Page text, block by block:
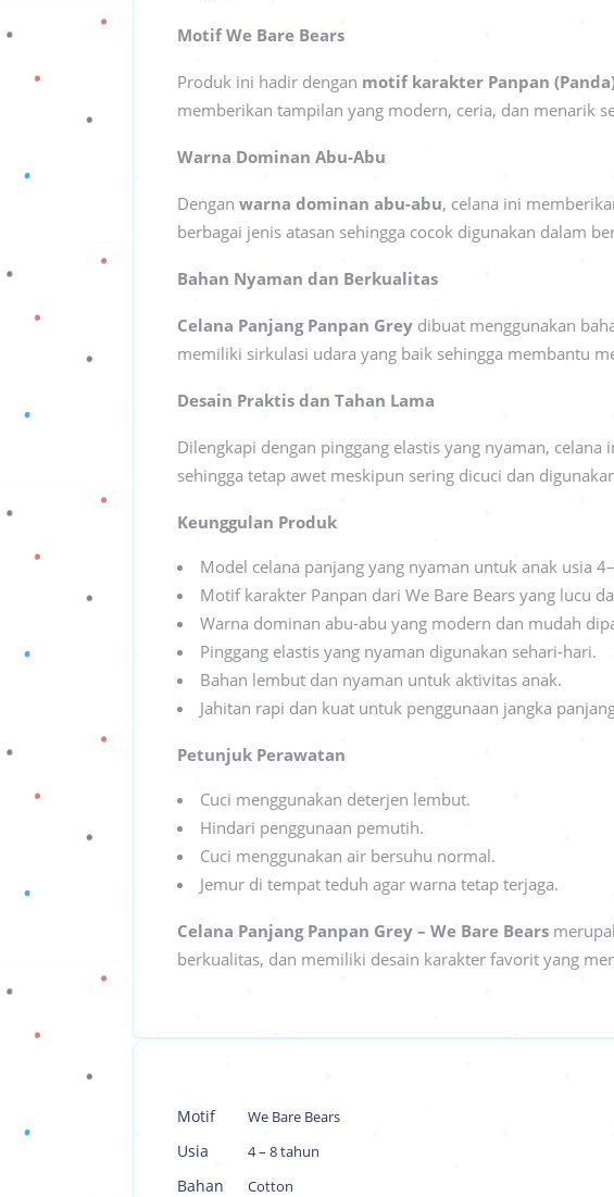
Motif We Bare Bears
Produk ini hadir dengan motif karakter Panpan
memberikan tampilan yang modern, ceria, dan menarik
Warna Dominan Abu-Abu
Dengan warna dominan abu-abu, celana ini
berbagai jenis atasan sehingga cocok digunakan dalam
Bahan Nyaman dan Berkualitas
Celana Panjang Panpan Grey dibuat menggunakan
memiliki sirkulasi udara yang baik sehingga membantu
Desain Praktis dan Tahan Lama
Dilengkapi dengan pinggang elastis yang nyaman,
sehingga tetap awet meskipun sering dicuci dan
Keunggulan Produk
Model celana panjang yang nyaman untuk anak usia
Motif karakter Panpan dari We Bare Bears yang lucu
Warna dominan abu-abu yang modern dan mudah
Pinggang elastis yang nyaman digunakan sehari-hari.
Bahan lembut dan nyaman untuk aktivitas anak.
Jahitan rapi dan kuat untuk penggunaan jangka
Petunjuk Perawatan
Cuci menggunakan deterjen lembut.
Hindari penggunaan pemutih.
Cuci menggunakan air bersuhu normal.
Jemur di tempat teduh agar warna tetap terjaga.
Celana Panjang Panpan Grey – We Bare Bears
berkualitas, dan memiliki desain karakter favorit yang
Motif We Bare Bears
Usia 4 – 8 tahun
Bahan Cotton